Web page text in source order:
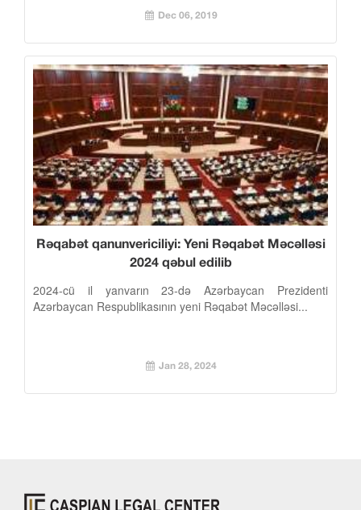
Dec 06, 2019
Rəqabət qanunvericiliyi: Yeni Rəqabət Məcəlləsi
2024 qəbul edilib
2024-cü il yanvarın 23-də Azərbaycan Prezidenti
Azərbaycan Respublikasının yeni Rəqabət Məcəlləsi...
Jan 28, 2024